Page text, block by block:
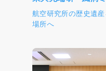
物に対する需要が増
では長期にわたって
た、欧米では持続可能
対するエコラベルに
のに対し、我が国で
く、価格プレミアムが
航空研究所の歴史遺
場所へ